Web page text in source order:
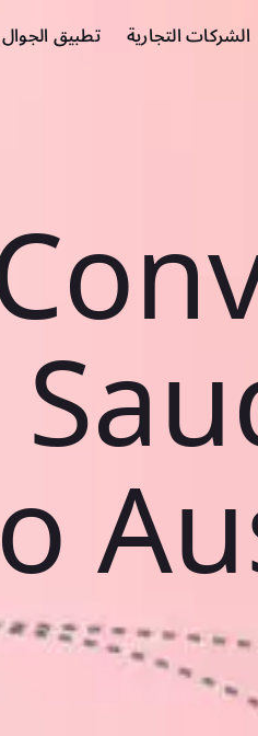
الشركات التجارية تطبيق الجوال